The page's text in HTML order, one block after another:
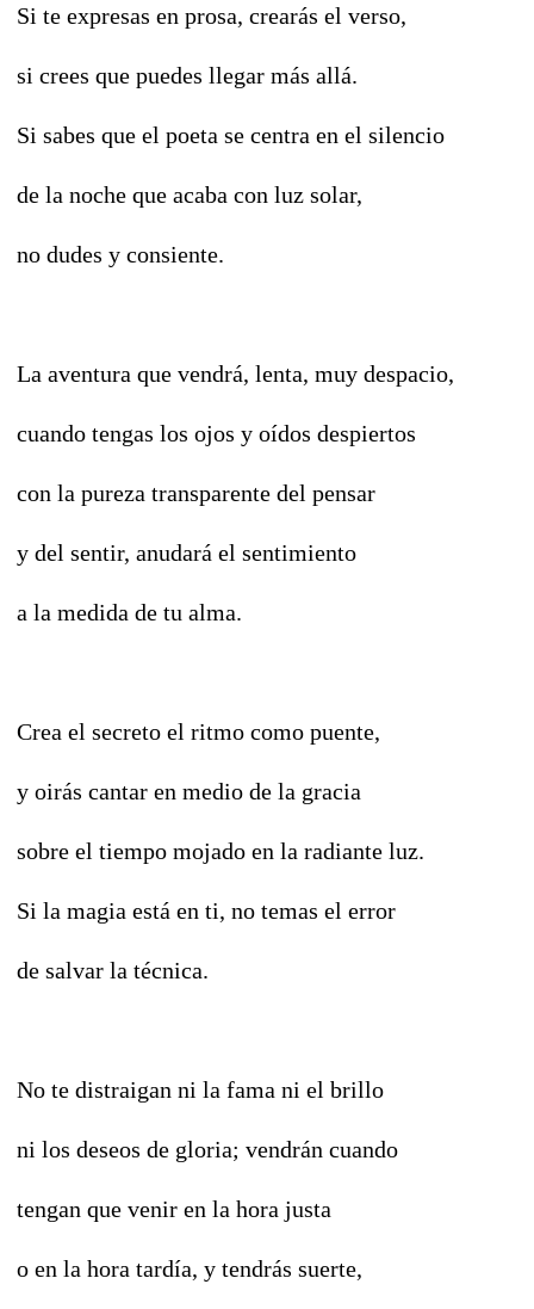
Si te expresas en prosa, crearás el verso,
si crees que puedes llegar más allá.
Si sabes que el poeta se centra en el silencio
de la noche que acaba con luz solar,
no dudes y consiente.
La aventura que vendrá, lenta, muy despacio,
cuando tengas los ojos y oídos despiertos
con la pureza transparente del pensar
y del sentir, anudará el sentimiento
a la medida de tu alma.
Crea el secreto el ritmo como puente,
y oirás cantar en medio de la gracia
sobre el tiempo mojado en la radiante luz.
Si la magia está en ti, no temas el error
de salvar la técnica.
No te distraigan ni la fama ni el brillo
ni los deseos de gloria; vendrán cuando
tengan que venir en la hora justa
o en la hora tardía, y tendrás suerte,